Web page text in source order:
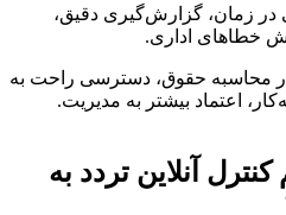
زمان، گزارش‌گیری دقیق،
خطاهای اداری.
محاسبه حقوق، دسترسی راحت به
اعتماد بیشتر به مدیریت.
آنلاین تردد به